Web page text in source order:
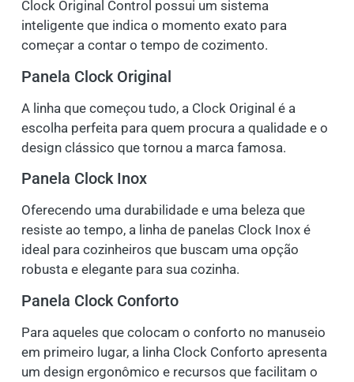
Clock Original Control possui um sistema
inteligente que indica o momento exato para
começar a contar o tempo de cozimento.
Panela Clock Original
A linha que começou tudo, a Clock Original é a
escolha perfeita para quem procura a qualidade e o
design clássico que tornou a marca famosa.
Panela Clock Inox
Oferecendo uma durabilidade e uma beleza que
resiste ao tempo, a linha de panelas Clock Inox é
ideal para cozinheiros que buscam uma opção
robusta e elegante para sua cozinha.
Panela Clock Conforto
Para aqueles que colocam o conforto no manuseio
em primeiro lugar, a linha Clock Conforto apresenta
um design ergonômico e recursos que facilitam o